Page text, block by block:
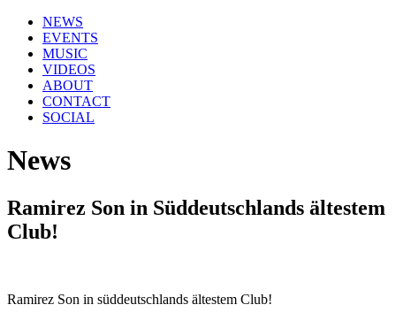
NEWS
EVENTS
MUSIC
VIDEOS
ABOUT
CONTACT
SOCIAL
News
Ramirez Son in Süddeutschlands ältestem
Club!
Ramirez Son in süddeutschlands ältestem Club!